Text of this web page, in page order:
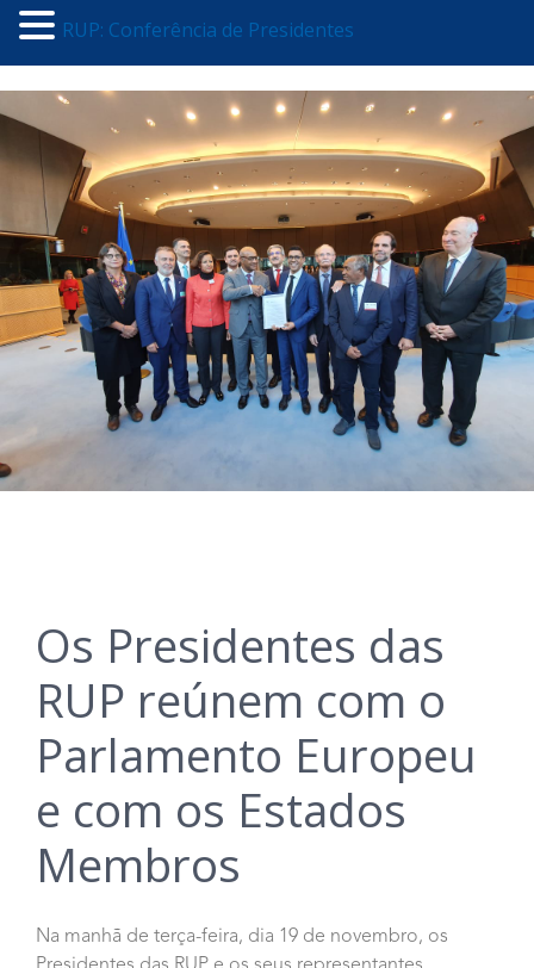
Os Presidentes das
RUP reúnem com o
Parlamento Europeu
e com os Estados
Membros
Na manhã de terça-feira, dia 19 de novembro, os
RUP: Conferência de Presidentes